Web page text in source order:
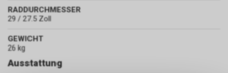
RADDURCHMESSER
29 / 27.5 Zoll
GEWICHT
26 kg
Ausstattung